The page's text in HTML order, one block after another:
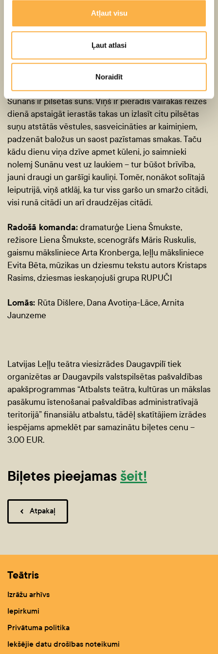
Atļaut visu
Ļaut atlasi
Noraidīt
Jēkabsons, Baiba Vanaga, Miķelis Žideļūns, Malgožata
Apse
Pēc Lauras Melnes stāsta
– “Sunāns!” 4+:
Sunāns ir pilsētas suns. Viņš ir pieradis vairākas reizes
dienā apstaigāt ierastās takas un izlasīt citu pilsētas
suņu atstātās vēstules, sasveicināties ar kaimiņiem,
padzenāt baložus un saost pazīstamas smakas. Taču
kādu dienu viņa dzīve apmet kūleni, jo saimnieki
nolemj Sunānu vest uz laukiem – tur būšot brīvība,
jauni draugi un garšīgi kauliņi. Tomēr, nonākot solītajā
leiputrijā, viņš atklāj, ka tur viss garšo un smaržo citādi,
visi runā citādi un arī draudzējas citādi.
Radošā komanda: dramaturģe Liena Šmukste,
režisore Liena Šmukste, scenogrāfs Māris Ruskulis,
gaismu māksliniece Arta Kronberga, leļļu māksliniece
Evita Bēta, mūzikas un dziesmu tekstu autors Kristaps
Rasims, dziesmas ieskaņojuši grupa RUPUČI
Lomās: Rūta Dišlere, Dana Avotiņa-Lāce, Arnita
Jaunzeme
Latvijas Leļļu teātra viesizrādes Daugavpilī tiek
organizētas ar Daugavpils valstspilsētas pašvaldības
apakšprogrammas “Atbalsts teātra, kultūras un mākslas
pasākumu īstenošanai pašvaldības administratīvajā
teritorijā” finansiālu atbalstu, tādēļ skatītājiem izrādes
iespējams apmeklēt par samazinātu biļetes cenu –
3.00 EUR.
Biļetes pieejamas šeit!
Atpakaļ
Teātris
Izrāžu arhīvs
Iepirkumi
Privātuma politika
Iekšējie datu drošības noteikumi